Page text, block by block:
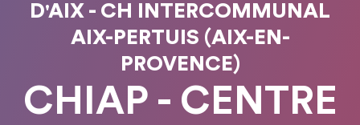
D'AIX - CH INTERCOMMUNAL
AIX-PERTUIS (AIX-EN-
PROVENCE)
CHIAP - CENTRE